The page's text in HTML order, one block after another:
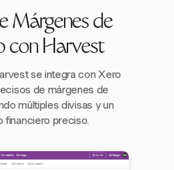
Márgenes de
con Harvest
se integra con Xero
de márgenes de
múltiples divisas y un
financiero preciso.